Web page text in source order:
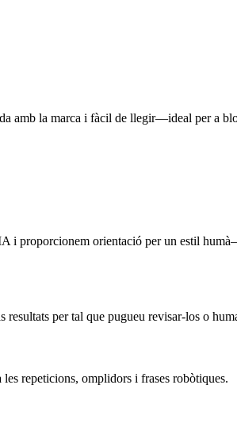
amb la marca i fàcil de llegir—ideal per a
i proporcionem orientació per un estil
per tal que pugueu revisar-los o
repeticions, omplidors i frases robòtiques.